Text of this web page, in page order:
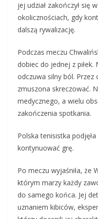
jej udział zakończył się
okolicznościach, gdy
dalszą rywalizację.
Podczas meczu
dobiec do jednej z piłek.
odczuwa silny ból. Przez
zmuszona skreczować.
medycznego, a wielu
zakończenia spotkania.
Polska tenisistka
kontynuować grę.
Po meczu wyjaśniła, że
którym marzy każdy
do samego końca. Jej
uznaniem kibiców,